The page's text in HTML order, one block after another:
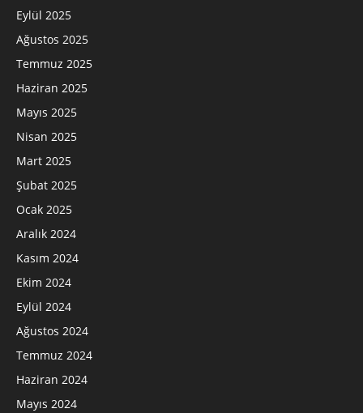
Eylül 2025
Ağustos 2025
Temmuz 2025
Haziran 2025
Mayıs 2025
Nisan 2025
Mart 2025
Şubat 2025
Ocak 2025
Aralık 2024
Kasım 2024
Ekim 2024
Eylül 2024
Ağustos 2024
Temmuz 2024
Haziran 2024
Mayıs 2024